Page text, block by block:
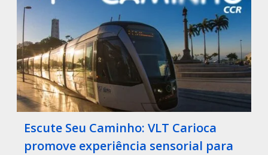
Escute Seu Caminho: VLT Carioca
promove experiência sensorial para